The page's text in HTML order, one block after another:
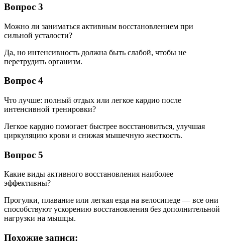
Вопрос 3
Можно ли заниматься активным восстановлением при
сильной усталости?
Да, но интенсивность должна быть слабой, чтобы не
перетрудить организм.
Вопрос 4
Что лучше: полный отдых или легкое кардио после
интенсивной тренировки?
Легкое кардио помогает быстрее восстановиться, улучшая
циркуляцию крови и снижая мышечную жесткость.
Вопрос 5
Какие виды активного восстановления наиболее
эффективны?
Прогулки, плавание или легкая езда на велосипеде — все они
способствуют ускорению восстановления без дополнительной
нагрузки на мышцы.
Похожие записи: